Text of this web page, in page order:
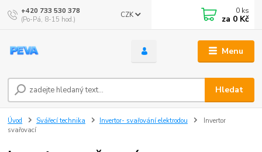
Menu
CZK
Hledat
+420 733 530 378
(Po-Pá, 8-15 hod.)
0 ks
za 0 Kč
Úvod Svářecí technika Invertor- svařování elektrodou
Invertor
svařovací